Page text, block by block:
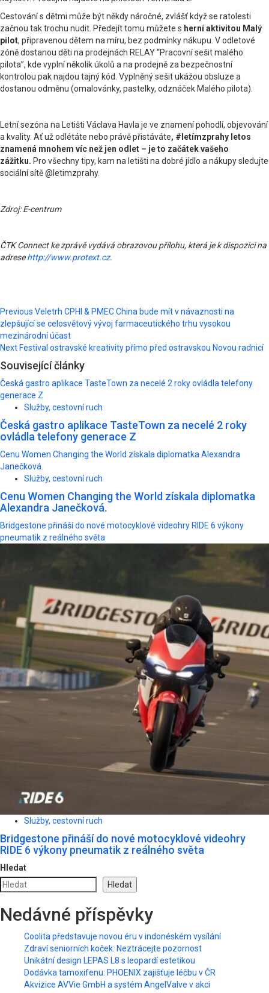
Cestování s dětmi může být někdy náročné, zvlášť když se ratolesti
začnou tak trochu nudit. Předejít tomu můžete s herní aktivitou Malý
pilot, připravenou dětem na míru, bez podmínky nákupu. V odletové
zóně dostanou děti na prodejnách RELAY “Pracovní sešit malého
pilota”, kde vyplní několik úkolů a na prodejně za bezpečnostní
kontrolou pak najdou tajný kód. Vyplněný sešit ukážou obsluze a
dostanou odměnu (omalovánky, pastelky, odznáček Malého pilota).
Letní sezóna na Letišti Václava Havla je ve znamení pohodlí, objevování
a kvality. Ať už odlétáte nebo právě přistáváte, #letímzprahy letos
znamená mnohem víc než jen odlet – je to začátek vašeho
zážitku. Pro všechny tipy, kam na letišti na dobré jídlo a nákupy sledujte
sociální sítě @letimzprahy.
Zdroj: E-centrum
ČTK Connect ke zprávě vydává obrazovou přílohu, která je k dispozici na
adresehttp://www.protext.cz.
Post
navigation
Previous Veletrh CPHI & PMEC China bude mít v návaznosti na
zlepšující se celosvětový vývoj farmaceutického trhu vysokou
mezinárodní účast
Next Festival ostravské kreativity přímo před ostravskou Novou radnicí
Související články
Česká gastro aplikace TasteTown za necelé 2 roky ovládla telefony
generace Z
Služby, cestovní ruch
Česká gastro aplikace TasteTown za necelé 2 roky
ovládla telefony generace Z
Cenu Women Changing the World získala diplomatka Alexandra
Janečková.
Služby, cestovní ruch
Cenu Women Changing the World získala diplomatka
Alexandra Janečková.
Bridgestone přináší do nové motocyklové videohry RIDE 6 výkony
pneumatik z reálného světa
Služby, cestovní ruch
Bridgestone přináší do nové motocyklové videohry
RIDE 6 výkony pneumatik z reálného světa
Hledat
Hledat
Nedávné příspěvky
Coolita představuje novou éru v indonéském vysílání
Zdraví seniorních koček: Neztrácejte pozornost
Unikátní design LEPAS L8 s leopardí estetikou
Dodávka tamoxifenu: PHOENIX zajišťuje léčbu v ČR
Akvizice AVVie GmbH a systém AngelValve v akci